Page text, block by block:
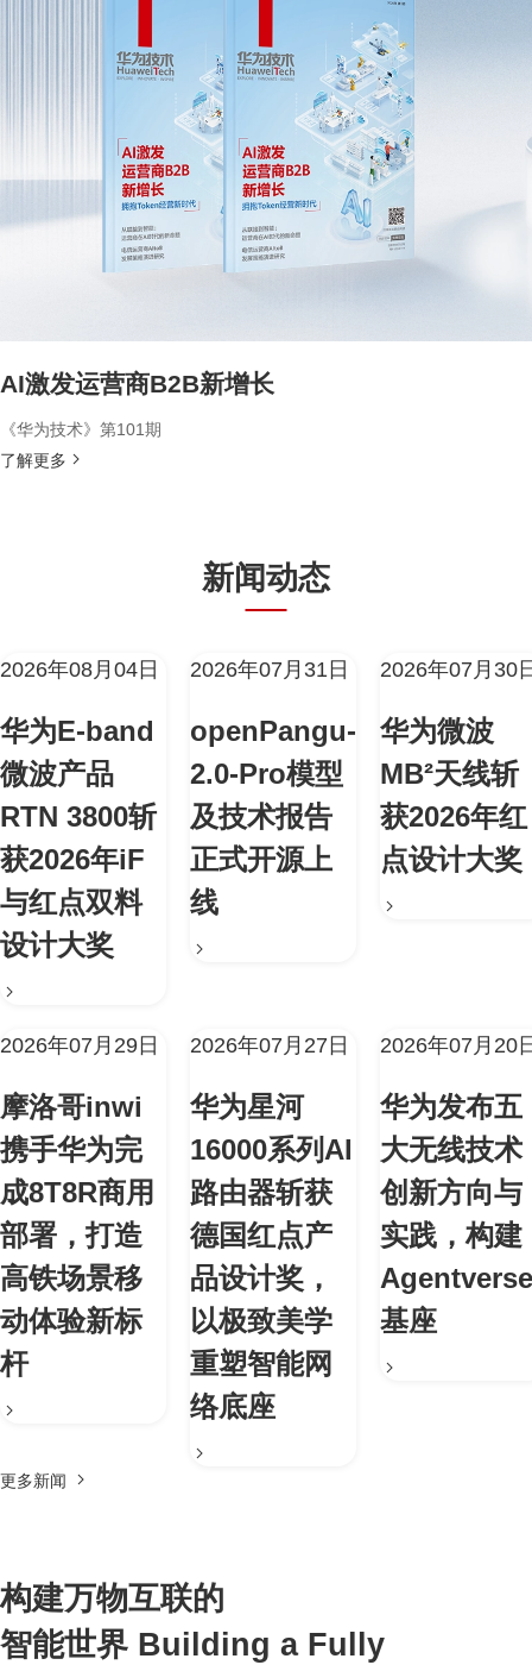
AI激发运营商B2B新增长
《华为技术》第101期
了解更多
新闻动态
2026年08月04日
华为E-band
微波产品
RTN 3800斩
获2026年iF
与红点双料
设计大奖
2026年07月31日
openPangu-
2.0-Pro模型
及技术报告
正式开源上
线
2026年07月30
华为微波
MB²天线斩
获2026年红
点设计大奖
2026年07月29日
摩洛哥inwi
携手华为完
成8T8R商用
部署，打造
高铁场景移
动体验新标
杆
2026年07月27日
华为星河
16000系列AI
路由器斩获
德国红点产
品设计奖，
以极致美学
重塑智能网
络底座
2026年07月20
华为发布五
大无线技术
创新方向与
实践，构建
Agentverse
基座
更多新闻
构建万物互联的
智能世界 Building a Fully